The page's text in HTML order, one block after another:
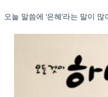
오늘 말씀에 ‘은혜’라는 말이